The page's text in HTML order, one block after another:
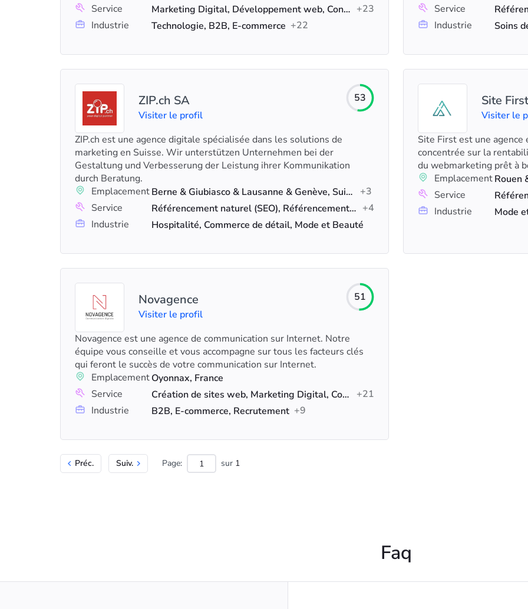
Service
Marketing Digital, Développement web, Conseil en référencement +23
Industrie
Technologie, B2B, E-commerce +22
Service
Industrie
ZIP.ch SA
Visiter le profil
53
ZIP.ch est une agence digitale spécialisée dans les solutions de
marketing en Suisse. Wir unterstützen Unternehmen bei der
Gestaltung und Verbesserung der Leistung ihrer Kommunikation
durch Beratung.
Emplacement
Berne & Giubiasco & Lausanne & Genève, Suisse & France
+3
Service
Référencement naturel (SEO), Référencement local, Marketing des médias sociaux +4
Industrie
Hospitalité, Commerce de détail, Mode et Beauté
Site First
Visiter le
Site First est une
concentrée sur la
du webmarketing prêt à
EmplacementRouen
Service
Industrie
Mode
Novagence
Visiter le profil
51
Novagence est une agence de communication sur Internet. Notre
équipe vous conseille et vous accompagne sur tous les facteurs clés
qui feront le succès de votre communication sur Internet.
EmplacementOyonnax, France
Service
Création de sites web, Marketing Digital, Conseil en référencement
+21
Industrie
B2B, E-commerce, Recrutement +9
Préc. Suiv. Page: sur 1
Faq